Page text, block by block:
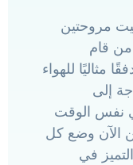
مروحتين
قام
مثاليًا للهواء
إلى
نفس الوقت
الآن وضع كل
في